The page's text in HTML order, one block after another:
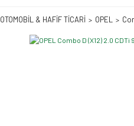
OTOMOBİL & HAFİF TİCARİ OPEL